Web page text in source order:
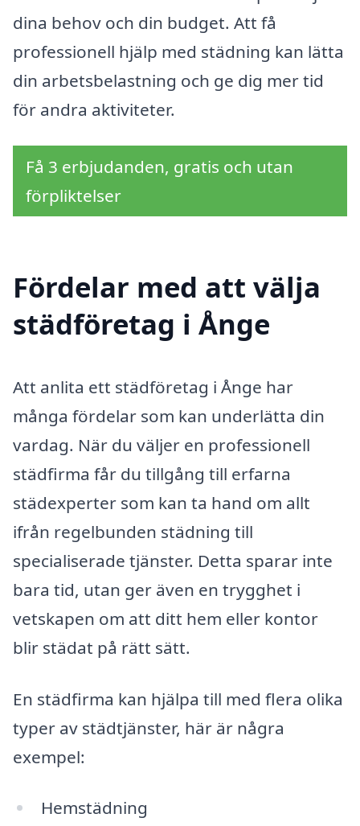
dina behov och din budget. Att få
professionell hjälp med städning kan lätta
din arbetsbelastning och ge dig mer tid
för andra aktiviteter.
Få 3 erbjudanden, gratis och utan
förpliktelser
Fördelar med att välja
städföretag i Ånge
Att anlita ett städföretag i Ånge har
många fördelar som kan underlätta din
vardag. När du väljer en professionell
städfirma får du tillgång till erfarna
städexperter som kan ta hand om allt
ifrån regelbunden städning till
specialiserade tjänster. Detta sparar inte
bara tid, utan ger även en trygghet i
vetskapen om att ditt hem eller kontor
blir städat på rätt sätt.
En städfirma kan hjälpa till med flera olika
typer av städtjänster, här är några
exempel:
Hemstädning